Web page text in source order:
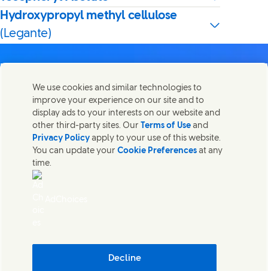
Hydroxypropyl methyl cellulose
(Legante)
Condividi questa pagina
Share this page on Facebook
Share this page on X
Share this page on
Share this page
Contatti
Mettiti in contatto con Unilever in tutto il mondo.
Contatti
Cosmetic ingredient database - European Commission
We use cookies and similar technologies to
improve your experience on our site and to
display ads to your interests on our website and
other third-party sites. Our Terms of Use and
Privacy Policy apply to your use of this website.
You can update yourCookie Preferences at any
time.
Decline